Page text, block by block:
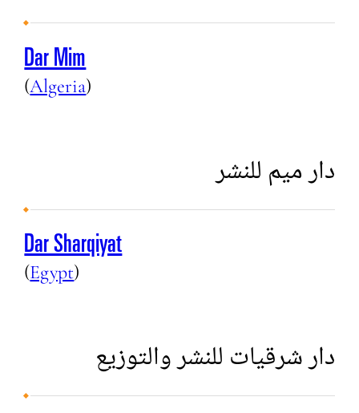
Dar Mim
(Algeria)
دار ميم للنشر
Dar Sharqiyat
(Egypt)
دار شرقيات للنشر والتوزيع